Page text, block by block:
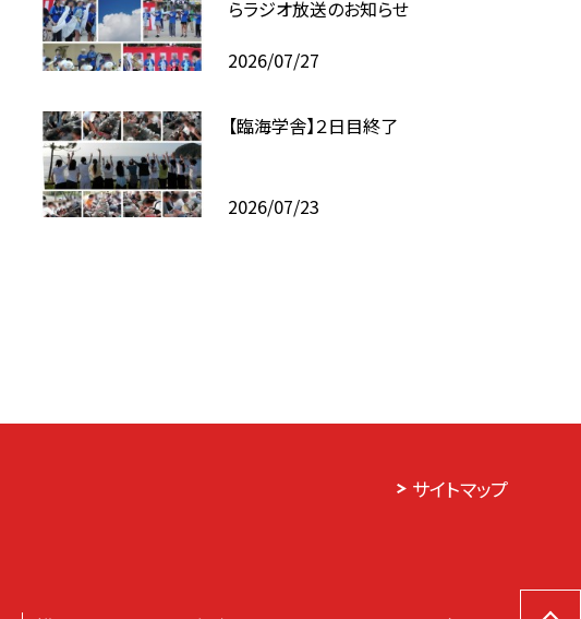
らラジオ放送のお知らせ
2026/07/27
【臨海学舎】２日目終了
2026/07/23
サイトマップ